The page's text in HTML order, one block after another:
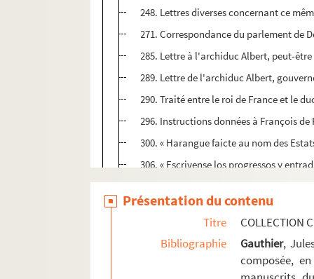
248. Lettres diverses concernant ce
271. Correspondance du parlement de
285. Lettre à l'archiduc Albert, peut-
289. Lettre de l'archiduc Albert,
290. Traité entre le roi de France et le
296. Instructions données à François
300. « Harangue faicte au nom des
306. « Escrivense los progressos y
310. « ... Raisons pour lesquelles on
312. Motifs historiques de la neutralité
316. Lettres échangées entre le
320. « Rationes exhibitae in comitiis
324. « Scriptum gallicum contra
Présentation du contenu
Titre
COLLECTION
Bibliographie
Gauthier,
composée,